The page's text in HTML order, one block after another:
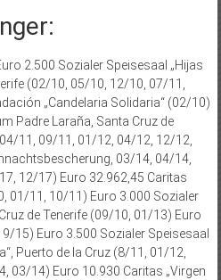
2.500 Sozialer Speisesaal „Hijas
(02/10, 05/10, 12/10, 07/11,
„Candelaria Solidaria“ (02/10)
Padre Laraña, Santa Cruz de
11, 09/11, 01/12, 04/12, 12/12,
03/14, 04/14,
12/17) Euro 32.962,45 Caritas
01/11, 10/11) Euro 3.000 Sozialer
de Tenerife (09/10, 01/13) Euro
15) Euro 3.500 Sozialer Speisesaal
Puerto de la Cruz (8/11, 01/12,
03/14) Euro 10.930 Caritas „Virgen